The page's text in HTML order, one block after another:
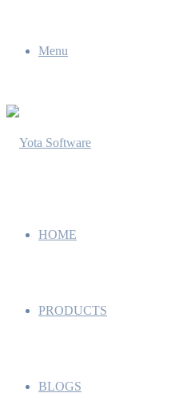
Menu
HOME
PRODUCTS
BLOGS